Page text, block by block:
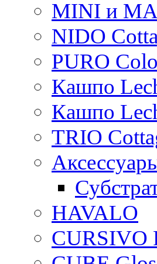
MINI и
NIDO
PURO
Кашпо
Кашпо
TRIO
HAVALO
CURSIVO